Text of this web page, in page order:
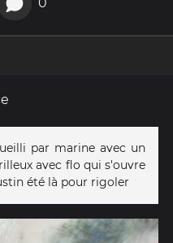
0
par marine avec un
avec flo qui s'ouvre
été là pour rigoler